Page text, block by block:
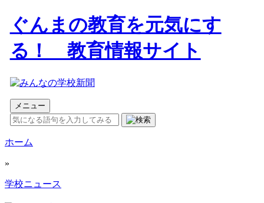
ぐんまの教育を元気にす
る！ 教育情報サイト
メニュー
ホーム
»
学校ニュース